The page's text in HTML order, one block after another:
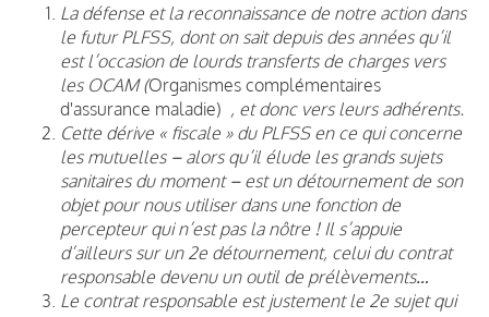
La défense et la reconnaissance de notre action dans
le futur PLFSS, dont on sait depuis des années qu’il
est l’occasion de lourds transferts de charges vers
les OCAM (Organismes complémentaires
d'assurance maladie) , et donc vers leurs adhérents.
Cette dérive « fiscale » du PLFSS en ce qui concerne
les mutuelles – alors qu’il élude les grands sujets
sanitaires du moment – est un détournement de son
objet pour nous utiliser dans une fonction de
percepteur qui n’est pas la nôtre ! Il s’appuie
d’ailleurs sur un 2e détournement, celui du contrat
responsable devenu un outil de prélèvements…
Le contrat responsable est justement le 2e sujet qui